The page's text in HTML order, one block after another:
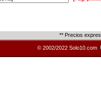
** Precios
© 2002/2022 Solo10.com